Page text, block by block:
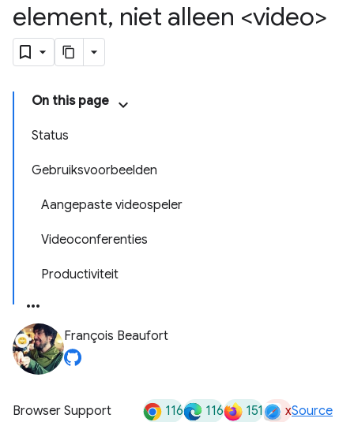
element, niet alleen <video>
On this page
Status
Gebruiksvoorbeelden
Aangepaste videospeler
Videoconferenties
Productiviteit
François Beaufort
Browser Support 116 116 151 xSource